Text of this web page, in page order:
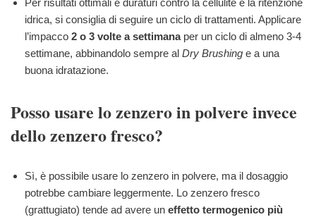
Per risultati ottimali e duraturi contro la cellulite e la ritenzione
idrica, si consiglia di seguire un ciclo di trattamenti. Applicare
l’impacco 2 o 3 volte a settimanaper un ciclo di almeno 3-4
settimane, abbinandolo sempre al Dry Brushing e a una
buona idratazione.
Posso usare lo zenzero in polvere invece
dello zenzero fresco?
Sì, è possibile usare lo zenzero in polvere, ma il dosaggio
potrebbe cambiare leggermente. Lo zenzero fresco
(grattugiato) tende ad avere un effetto termogenico più